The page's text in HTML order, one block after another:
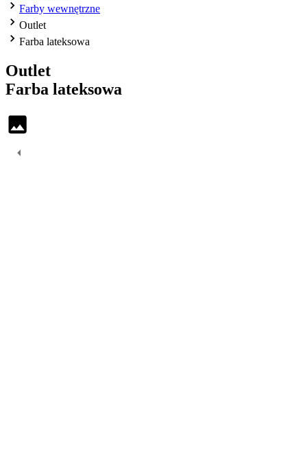
Farby wewnętrzne
Outlet
Farba lateksowa
Outlet
Farba lateksowa